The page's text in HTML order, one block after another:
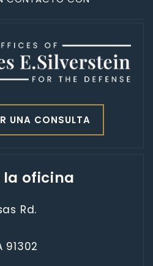
UNA CONSULTA
la oficina
Rd.
91302